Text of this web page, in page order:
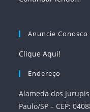
Anuncie Conosco
Clique Aqui!
Endereço
Alameda dos
Paulo/SP – CEP: